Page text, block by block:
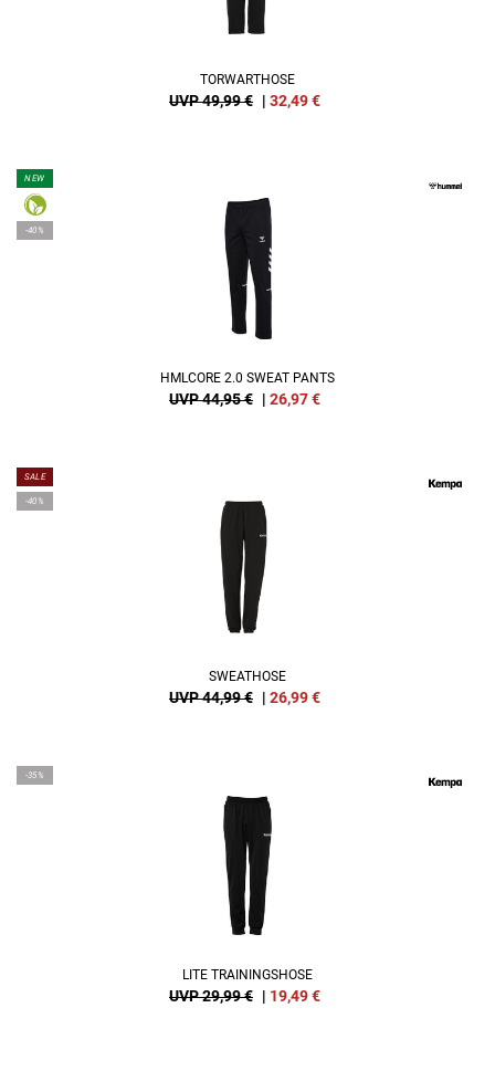
TORWARTHOSE
UVP 49,99 € | 32,49€
NEW
-40%
HMLCORE 2.0 SWEAT PANTS
UVP 44,95 € | 26,97€
SALE
-40%
SWEATHOSE
UVP 44,99 € | 26,99€
-35%
LITE TRAININGSHOSE
UVP 29,99 € | 19,49€